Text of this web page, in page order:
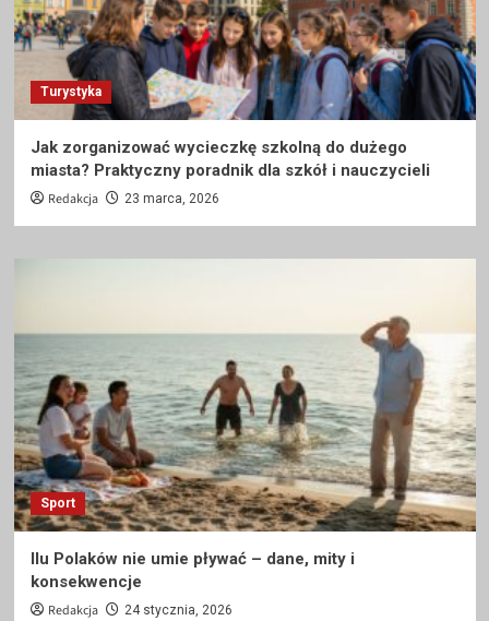
Turystyka
Jak zorganizować wycieczkę szkolną do dużego
miasta? Praktyczny poradnik dla szkół i nauczycieli
Redakcja 23 marca, 2026
Sport
Ilu Polaków nie umie pływać – dane, mity i
konsekwencje
Redakcja 24 stycznia, 2026